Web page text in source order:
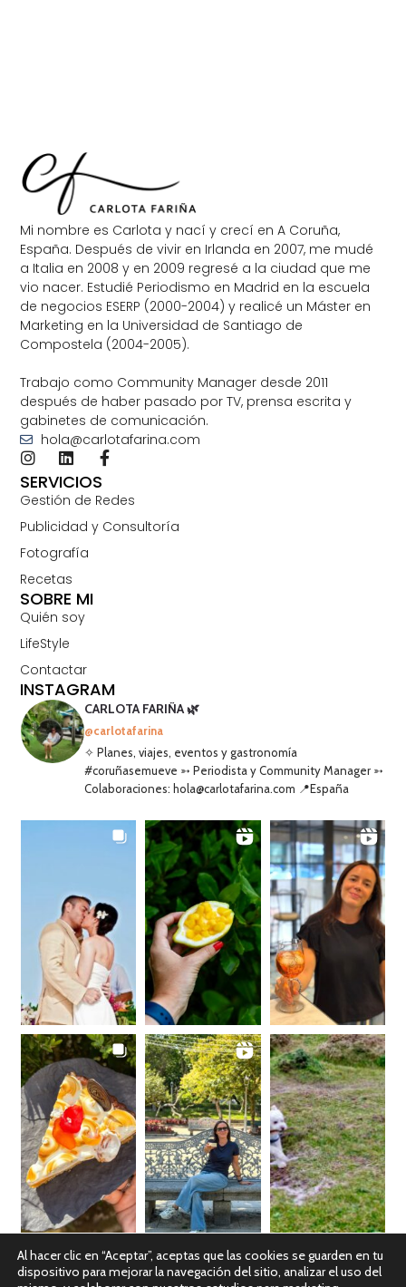
Mi nombre es Carlota y nací y crecí en A Coruña,
España. Después de vivir en Irlanda en 2007, me mudé
a Italia en 2008 y en 2009 regresé a la ciudad que me
vio nacer. Estudié Periodismo en Madrid en la escuela
de negocios ESERP (2000-2004) y realicé un Máster en
Marketing en la Universidad de Santiago de
Compostela (2004-2005).
Trabajo como Community Manager desde 2011
después de haber pasado por TV, prensa escrita y
gabinetes de comunicación.
hola@carlotafarina.com
SOBRE MI
Quién soy
LifeStyle
Contactar
SERVICIOS
Gestión de Redes
Publicidad y Consultoría
Fotografía
Recetas
INSTAGRAM
CARLOTA FARIÑA 🌿
@carlotafarina
✧ Planes, viajes, eventos y gastronomía
#coruñasemueve ➳ Periodista y Community Manager ➳
Colaboraciones: hola@carlotafarina.com 📍España
Ver en Instagram
Al hacer clic en “Aceptar”, aceptas que las cookies se guarden en tu
dispositivo para mejorar la navegación del sitio, analizar el uso del